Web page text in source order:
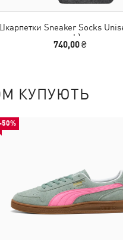
Sneaker Socks
pack)
740,00 ₴
КУПУЮТЬ
50%